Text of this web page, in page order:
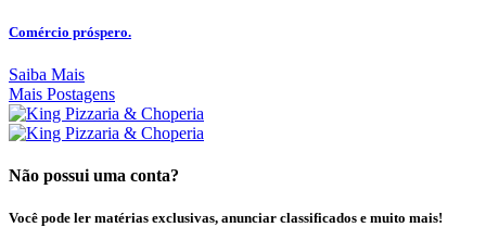
Comércio próspero.
Saiba Mais
Mais Postagens
Não possui uma conta?
Você pode ler matérias exclusivas, anunciar classificados e muito mais!